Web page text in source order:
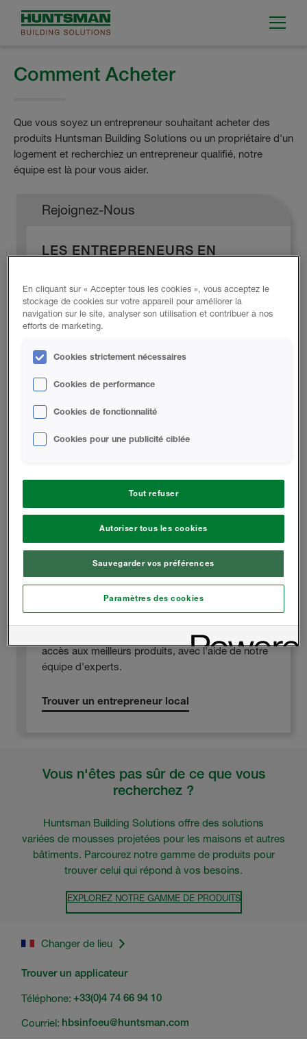
Comment Acheter
Que vous soyez un entrepreneur souhaitant acheter des
produits Huntsman Building Solutions ou un propriétaire d'un
logement et recherchiez un entrepreneur qualifié, notre
équipe est là pour vous aider.
Rejoignez-Nous
LES ENTREPRENEURS EN
AUPRÈS DE HUNTSMAN
Huntsman Building Solutions ne vend ses produits
qu'entrepreneur agréé, vous avez accès à des
produits durables et extrêmement efficaces, et à
notre équipe d'assistance.
Vous Recherchez Un Entrepreneur En
LES PROPRIÉTAIRES PEUVENT
TIRER PARTI DE NOTRE RÉSEAU
D'ENTREPRENEURS
SPÉCIALISÉS.
des entrepreneurs hautement qualifiés. Vous avez
accès aux meilleurs produits, avec l'aide de notre
équipe d'experts.
Trouver un entrepreneur local
Vous n'êtes pas sûr de ce que vous
recherchez ?
Huntsman Building Solutions offre des solutions
variées de mousses projetées pour les maisons et autres
bâtiments. Parcourez notre gamme de produits pour
trouver celui qui répond à vos besoins.
EXPLOREZ NOTRE GAMME DE PRODUITS
Changer de lieu
Trouver un applicateur
Téléphone: +33(0)4 74 66 94 10
Courriel: hbsinfoeu@huntsman.com
En cliquant sur « Accepter tous les cookies », vous acceptez le
stockage de cookies sur votre appareil pour améliorer la
navigation sur le site, analyser son utilisation et contribuer à nos
efforts de marketing.
Cookies strictement nécessaires
Cookies de performance
Cookies de fonctionnalité
Cookies pour une publicité ciblée
Tout refuser
Autoriser tous les cookies
Sauvegarder vos préférences
Paramètres des cookies